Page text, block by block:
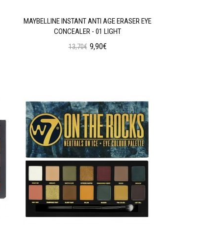
MAYBELLINE INSTANT ANTI AGE ERASER EYE
CONCEALER - 01 LIGHT
13,70€ 9,90€